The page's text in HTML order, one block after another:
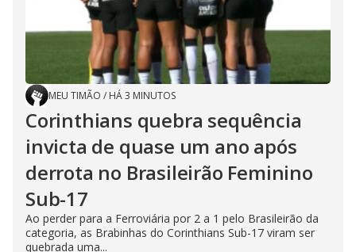
MEU TIMÃO / HÁ 3 MINUTOS
Corinthians quebra sequência
invicta de quase um ano após
derrota no Brasileirão Feminino
Sub-17
Ao perder para a Ferroviária por 2 a 1 pelo Brasileirão da
categoria, as Brabinhas do Corinthians Sub-17 viram ser
quebrada uma...